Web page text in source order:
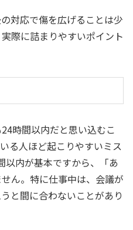
対応で傷を広げることは少
際に詰まりやすいポイント
時間以内だと思い込むこ
る人ほど起こりやすいミス
以内が基本ですから、「あ
ん。特に仕事中は、会議が
と間に合わないことがあり